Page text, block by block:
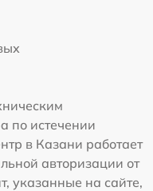
по истечении
в Казани работает
авторизации от
указанные на сайте,